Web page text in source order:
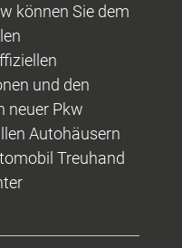
können Sie dem
und den
neuer Pkw
Autohäusern
Treuhand